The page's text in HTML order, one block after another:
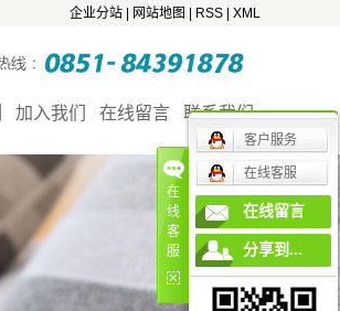
企业分站 网站地图 RSS XML
加入我们
加入我们
在线留言 联系我们
联系我们
地理位置
在
线
客
服
客户服务
在线客服
在线留言
分享到...